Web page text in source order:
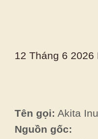
12 Tháng 6 2026
Tên gọi: Akita
Nguồn gốc: